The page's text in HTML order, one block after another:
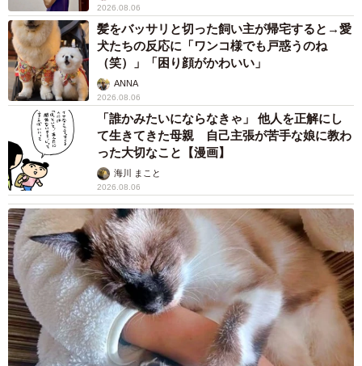
2026.08.06
髪をバッサリと切った飼い主が帰宅すると→愛
犬たちの反応に「ワンコ様でも戸惑うのね
（笑）」「困り顔がかわいい」
ANNA
2026.08.06
「誰かみたいにならなきゃ」 他人を正解にし
て生きてきた母親 自己主張が苦手な娘に教わ
った大切なこと【漫画】
海川 まこと
2026.08.06